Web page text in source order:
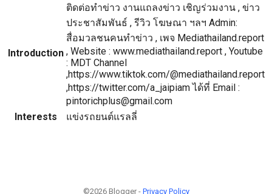
Introduction
ติดต่อทำข่าว งานแถลงข่าว เชิญร่วมงาน , ข่าว
ประชาสัมพันธ์ , รีวิว โฆษณา ฯลฯ Admin:
สื่อมวลชนคนทำข่าว , เพจ Mediathailand.report
, Website : www.mediathailand.report , Youtube
: MDT Channel
,https://www.tiktok.com/@mediathailand.report
,https://twitter.com/a_jaipiam ได้ที่ Email :
pintorichplus@gmail.com
Interests
แข่งรถยนต์แรลลี่
©2026 Blogger - Privacy Policy